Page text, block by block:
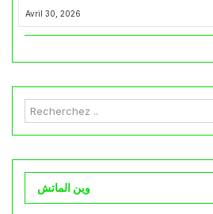
Avril 30, 2026
وين الماتش